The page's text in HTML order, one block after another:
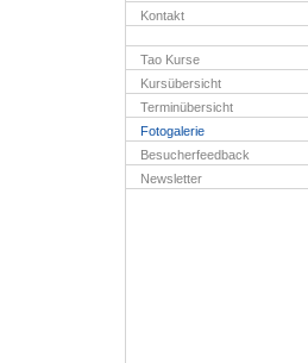
Kontakt
Tao Kurse
Kursübersicht
Terminübersicht
Fotogalerie
Besucherfeedback
Newsletter